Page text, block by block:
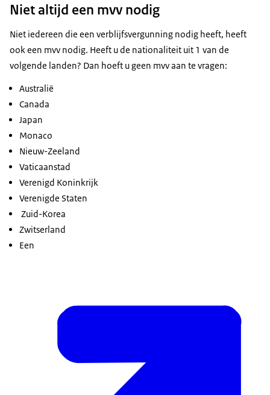
Niet altijd een mvv nodig
Niet iedereen die een verblijfsvergunning nodig heeft, heeft
ook een mvv nodig. Heeft u de nationaliteit uit 1 van de
volgende landen? Dan hoeft u geen mvv aan te vragen:
Australië
Canada
Japan
Monaco
Nieuw-Zeeland
Vaticaanstad
Verenigd Koninkrijk
Verenigde Staten
Zuid-Korea
Zwitserland
Een